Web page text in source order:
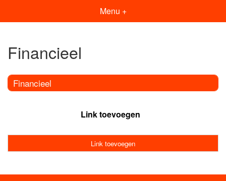
Menu +
Financieel
Financieel
Link toevoegen
Link toevoegen